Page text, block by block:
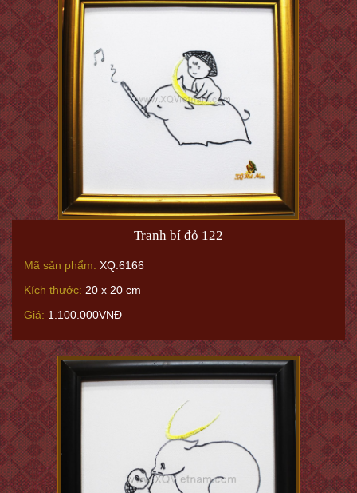
Tranh bí đỏ 122
Mã sản phẩm: XQ.6166
Kích thước: 20 x 20 cm
Giá: 1.100.000VNĐ